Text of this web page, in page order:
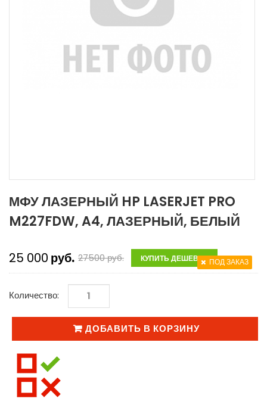
МФУ ЛАЗЕРНЫЙ HP LASERJET PRO
M227FDW, A4, ЛАЗЕРНЫЙ, БЕЛЫЙ
25 000 руб. 27500руб. КУПИТЬ ДЕШЕВЛЕПОД ЗАКАЗ
Количество:
ДОБАВИТЬ В КОРЗИНУ